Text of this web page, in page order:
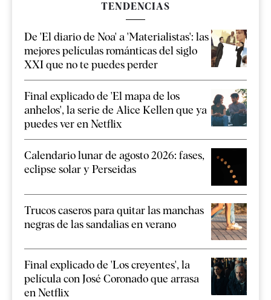
TENDENCIAS
De 'El diario de Noa' a 'Materialistas': las
mejores películas románticas del siglo
XXI que no te puedes perder
Final explicado de 'El mapa de los
anhelos', la serie de Alice Kellen que ya
puedes ver en Netflix
Calendario lunar de agosto 2026: fases,
eclipse solar y Perseidas
Trucos caseros para quitar las manchas
negras de las sandalias en verano
Final explicado de 'Los creyentes', la
película con José Coronado que arrasa
en Netflix